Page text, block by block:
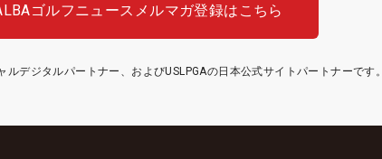
ゴルフニュース メルマガ登録はこちら
ルデジタルパートナー、およびUSLPGAの日本公式サイトパートナーです。